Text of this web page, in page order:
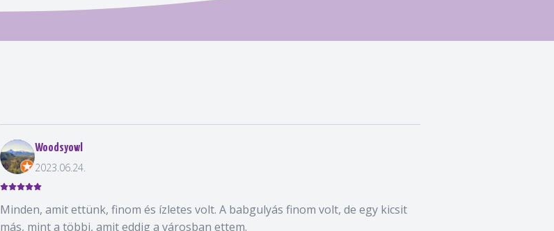
Woodsyowl
2023.06.24.
Minden, amit ettünk, finom és ízletes volt. A babgulyás finom volt, de egy kicsit
más, mint a többi, amit eddig a városban ettem.